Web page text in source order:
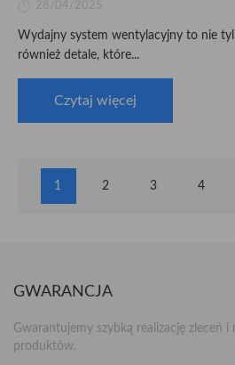
28/04/2025
Wydajny system wentylacyjny to nie
również detale, które...
Czytaj więcej
1 2 3 4
GWARANCJA
Gwarantujemy szybką realizację zleceń i
produktów.